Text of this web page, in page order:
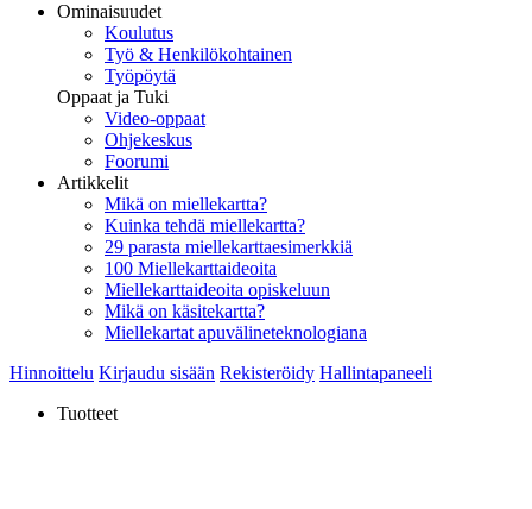
Ominaisuudet
Koulutus
Työ & Henkilökohtainen
Työpöytä
Oppaat ja Tuki
Video-oppaat
Ohjekeskus
Foorumi
Artikkelit
Mikä on miellekartta?
Kuinka tehdä miellekartta?
29 parasta miellekarttaesimerkkiä
100 Miellekarttaideoita
Miellekarttaideoita opiskeluun
Mikä on käsitekartta?
Miellekartat apuvälineteknologiana
Hinnoittelu Kirjaudu sisään Rekisteröidy Hallintapaneeli
Tuotteet